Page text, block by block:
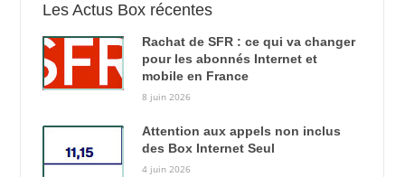
Les Actus Box récentes
Rachat de SFR : ce qui va changer
pour les abonnés Internet et
mobile en France
8 juin 2026
Attention aux appels non inclus
des Box Internet Seul
4 juin 2026